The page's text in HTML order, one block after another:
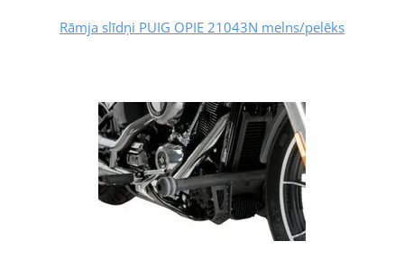
Rāmja slīdņi PUIG OPIE 21043N melns/pelēks